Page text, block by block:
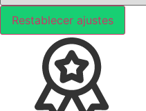
Restablecer ajustes